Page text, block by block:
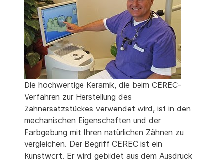
Die hochwertige Keramik, die beim CEREC-
Verfahren zur Herstellung des
Zahnersatzstückes verwendet wird, ist in den
mechanischen Eigenschaften und der
Farbgebung mit Ihren natürlichen Zähnen zu
vergleichen. Der Begriff CEREC ist ein
Kunstwort. Er wird gebildet aus dem Ausdruck: